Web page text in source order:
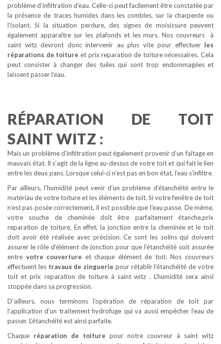
problème d’infiltration d’eau. Celle-ci peut facilement être constatée par
la présence de traces humides dans les combles, sur la charpente ou
l’isolant. Si la situation perdure, des signes de moisissure peuvent
également apparaître sur les plafonds et les murs. Nos couvreurs à
saint witz devront donc intervenir au plus vite pour effectuer les
réparations de toiture et prix reparation de toiture nécessaires. Cela
peut consister à changer des tuiles qui sont trop endommagées et
laissent passer l’eau.
RÉPARATION DE TOIT
SAINT WITZ :
Mais un problème d’infiltration peut également provenir d’un faîtage en
mauvais état. Il s’agit de la ligne au-dessus de votre toit et qui fait le lien
entre les deux pans. Lorsque celui-ci n’est pas en bon état, l’eau s’infiltre.
Par ailleurs, l’humidité peut venir d’un problème d’étanchéité entre le
matériau de votre toiture et les éléments de toit. Si votre fenêtre de toit
n’est pas posée correctement, il est possible que l’eau passe. De même,
votre souche de cheminée doit être parfaitement étanche.prix
reparation de toiture, En effet, la jonction entre la cheminée et le toit
doit avoir été réalisée avec précision. Ce sont les solins qui doivent
assurer le rôle d’élément de jonction pour que l’étanchéité soit assurée
entre votre couverture et chaque élément de toit. Nos couvreurs
effectuent lestravaux de zinguerie pour rétablir l’étanchéité de votre
toit et prix reparation de toiture à saint witz . L’humidité sera ainsi
stoppée dans sa progression.
D’ailleurs, nous terminons l’opération de réparation de toit par
l’application d’un traitement hydrofuge qui va aussi empêcher l’eau de
passer. L’étanchéité est ainsi parfaite.
Chaque réparation de toiture pour notre couvreur à saint witz